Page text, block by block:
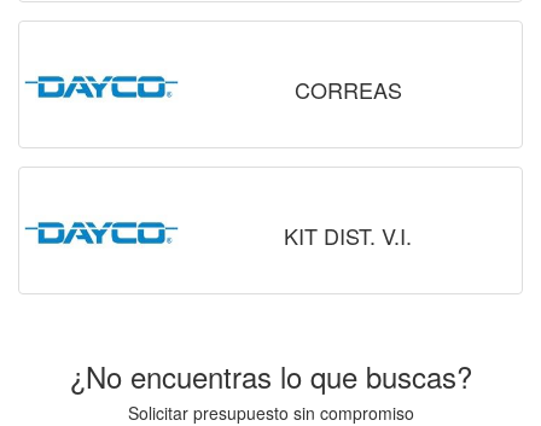
CORREAS
KIT DIST. V.I.
¿No encuentras lo que buscas?
Solicitar presupuesto sin compromiso